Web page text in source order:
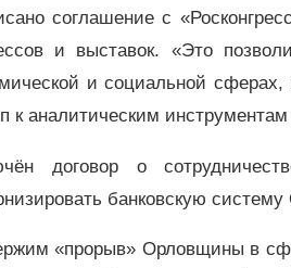
соглашение с
и выставок. «Это
и социальной
к аналитическим
договор о
банковскую
«прорыв» Орловщины в